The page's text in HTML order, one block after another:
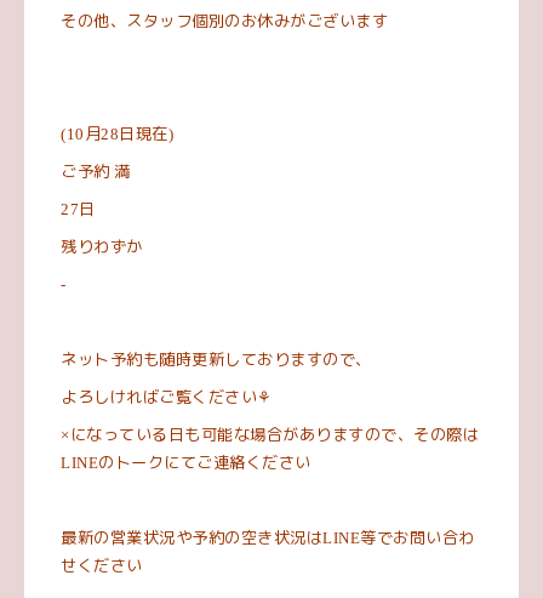
その他、スタッフ個別のお休みがございます
(10 月28 日現在)
ご予約 満
27 日
残りわずか
-
ネット予約も随時更新しておりますので、
よろしければご覧ください ⚘
× になっている日も可能な場合がありますので、その際は
LINEのトークにてご連絡ください
最新の営業状況や予約の空き状況はLINE等でお問い合わ
せください